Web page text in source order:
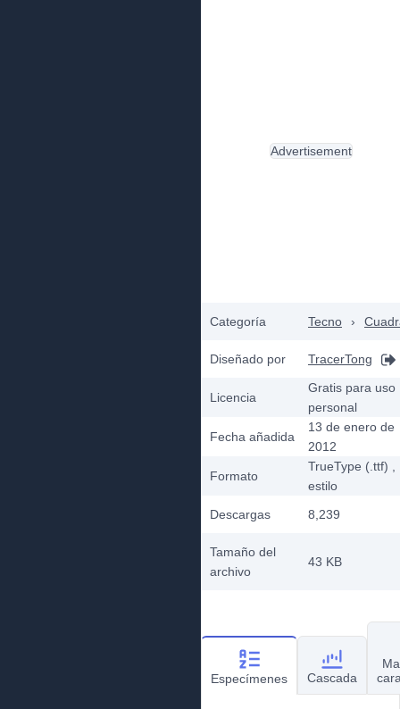
Categoría Tecno ›
Diseñado por TracerTong
Licencia
Gratis para uso
personal
Fecha añadida
13 de enero de
2012
Formato
TrueType (.ttf)
estilo
Descargas
8,239
Tamaño del
archivo
43 KB
Advertisement
Especímenes Cascada